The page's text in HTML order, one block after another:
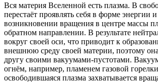
Вся материя Вселенной есть плазма. В
перестаёт проявлять себя в форме
возникновении вращения в центре массы
обратном направлении. В результате
вокруг своей оси, что приводит к
внешнюю среду своей материи, поэтому
другу своими вакуумами-пустотами.
огнём, например, пламенем газовой
освободившаяся плазма захватывается